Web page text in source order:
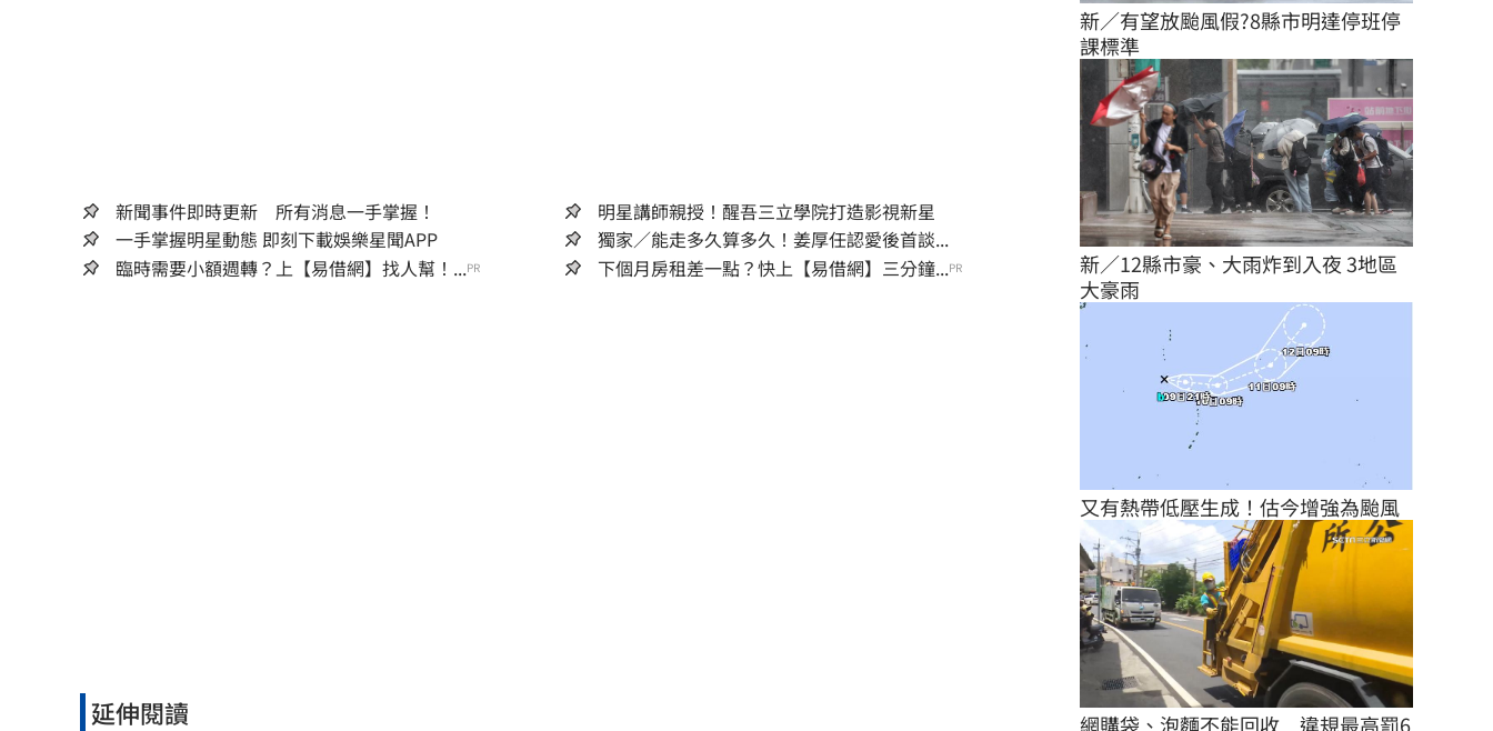
新聞事件即時更新 所有消息一手掌握！
明星講師親授！醒吾三立學院打造影視新星
一手掌握明星動態 即刻下載娛樂星聞APP
獨家／能走多久算多久！姜厚任認愛後首談...
臨時需要小額週轉？上【易借網】找人幫！...PR 下個月房租差一點？快上【易借網】三分鐘...PR
延伸閱讀
新／有望放颱風假?8縣市明達停班停
課標準
新／12縣市豪、大雨炸到入夜 3地區
大豪雨
又有熱帶低壓生成！估今增強為颱風
網購袋、泡麵不能回收　違規最高罰6